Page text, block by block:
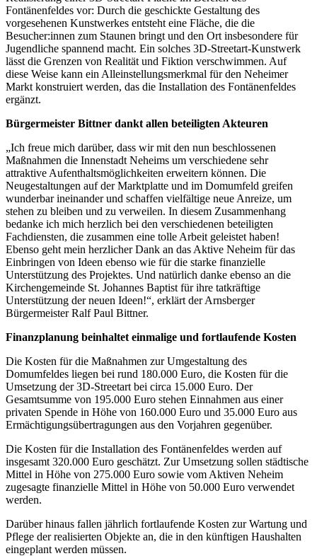
Fontänenfeldes vor: Durch die geschickte Gestaltung des
vorgesehenen Kunstwerkes entsteht eine Fläche, die die
Besucher:innen zum Staunen bringt und den Ort insbesondere für
Jugendliche spannend macht. Ein solches 3D-Streetart-Kunstwerk
lässt die Grenzen von Realität und Fiktion verschwimmen. Auf
diese Weise kann ein Alleinstellungsmerkmal für den Neheimer
Markt konstruiert werden, das die Installation des Fontänenfeldes
ergänzt.
Bürgermeister Bittner dankt allen beteiligten Akteuren
„Ich freue mich darüber, dass wir mit den nun beschlossenen
Maßnahmen die Innenstadt Neheims um verschiedene sehr
attraktive Aufenthaltsmöglichkeiten erweitern können. Die
Neugestaltungen auf der Marktplatte und im Domumfeld greifen
wunderbar ineinander und schaffen vielfältige neue Anreize, um
stehen zu bleiben und zu verweilen. In diesem Zusammenhang
bedanke ich mich herzlich bei den verschiedenen beteiligten
Fachdiensten, die zusammen eine tolle Arbeit geleistet haben!
Ebenso geht mein herzlicher Dank an das Aktive Neheim für das
Einbringen von Ideen ebenso wie für die starke finanzielle
Unterstützung des Projektes. Und natürlich danke ebenso an die
Kirchengemeinde St. Johannes Baptist für ihre tatkräftige
Unterstützung der neuen Ideen!“, erklärt der Arnsberger
Bürgermeister Ralf Paul Bittner.
Finanzplanung beinhaltet einmalige und fortlaufende Kosten
Die Kosten für die Maßnahmen zur Umgestaltung des
Domumfeldes liegen bei rund 180.000 Euro, die Kosten für die
Umsetzung der 3D-Streetart bei circa 15.000 Euro. Der
Gesamtsumme von 195.000 Euro stehen Einnahmen aus einer
privaten Spende in Höhe von 160.000 Euro und 35.000 Euro aus
Ermächtigungsübertragungen aus den Vorjahren gegenüber.
Die Kosten für die Installation des Fontänenfeldes werden auf
insgesamt 320.000 Euro geschätzt. Zur Umsetzung sollen städtische
Mittel in Höhe von 275.000 Euro sowie vom Aktiven Neheim
zugesagte finanzielle Mittel in Höhe von 50.000 Euro verwendet
werden.
Darüber hinaus fallen jährlich fortlaufende Kosten zur Wartung und
Pflege der realisierten Objekte an, die in den künftigen Haushalten
eingeplant werden müssen.